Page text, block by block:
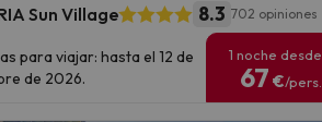
Sun Village 8.3 702 opiniones
para viajar: hasta el 12 de
de 2026.
1 noche desde
67 €/pers.